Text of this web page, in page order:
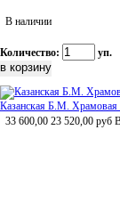
В наличии
Количество: уп.
Казанская Б.М. Храмовая
33 600,00 23 520,00 руб